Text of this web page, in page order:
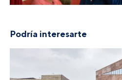
Podría interesarte